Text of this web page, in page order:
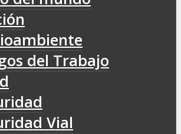
del Trabajo
Vial